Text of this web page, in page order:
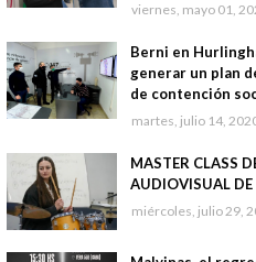
viernes, mayo 01,
Berni en
generar un plan
de contención
martes, julio 14,
MASTER CLASS
AUDIOVISUAL DE
miércoles, julio 29,